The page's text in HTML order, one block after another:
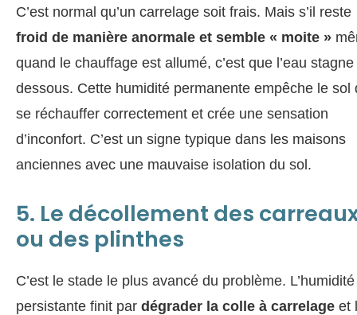
C’est normal qu’un carrelage soit frais. Mais s’il reste
froid de manière anormale et semble « moite »
quand le chauffage est allumé, c’est que l’eau
dessous. Cette humidité permanente empêche le sol
se réchauffer correctement et crée une sensation
d’inconfort. C’est un signe typique dans les maisons
anciennes avec une mauvaise isolation du sol.
5. Le décollement des
ou des plinthes
C’est le stade le plus avancé du problème. L’humidité
persistante finit par dégrader la colle à carrelage et